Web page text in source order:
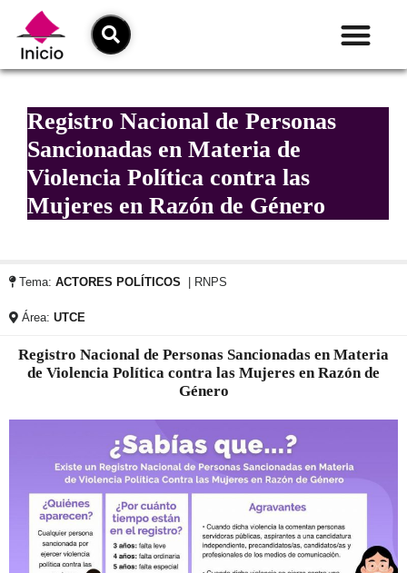
Registro Nacional de Personas
Sancionadas en Materia de
Violencia Política contra las
Mujeres en Razón de Género
Tema: ACTORES POLÍTICOS | RNPS
Área: UTCE
Registro Nacional de Personas Sancionadas en Materia
de Violencia Política contra las Mujeres en Razón de
Género